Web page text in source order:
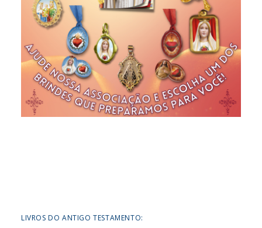
LIVROS DO ANTIGO TESTAMENTO: